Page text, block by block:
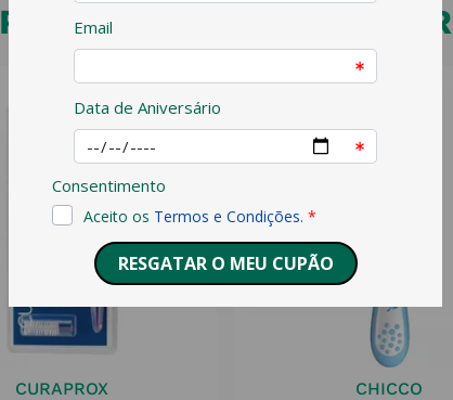
PODERÁ TAMBÉM GOSTAR
CURAPROX CHICCO